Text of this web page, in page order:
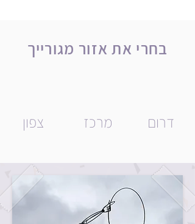
בחרי את אזור מגורייך
צפון מרכז דרום